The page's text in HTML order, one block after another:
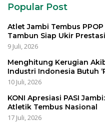
Popular Post
Atlet Jambi Tembus
Tambun Siap Ukir
9 Juli, 2026
Menghitung Kerugian
Industri Indonesia Butuh
10 Juli, 2026
KONI Apresiasi PASI
Atletik Tembus Nasional
17 Juli, 2026